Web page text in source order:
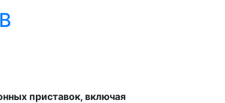
приставок, включая